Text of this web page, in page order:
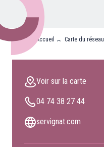
Clients professionnels
Accueil Carte du réseau
Voir sur la carte
04 74 38 27 44
servignat.com